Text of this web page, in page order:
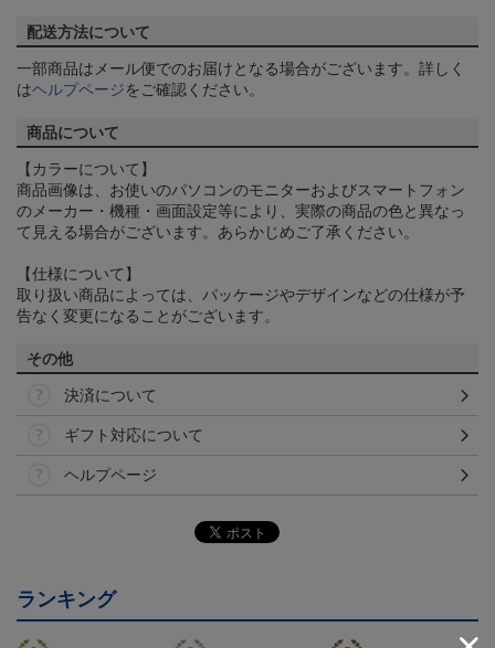
配送方法について
一部商品はメール便でのお届けとなる場合がございます。詳しく
はヘルプページをご確認ください。
商品について
【カラーについて】
商品画像は、お使いのパソコンのモニターおよびスマートフォン
のメーカー・機種・画面設定等により、実際の商品の色と異なっ
て見える場合がございます。あらかじめご了承ください。
【仕様について】
取り扱い商品によっては、パッケージやデザインなどの仕様が予
告なく変更になることがございます。
その他
決済について
ギフト対応について
ヘルプページ
ランキング